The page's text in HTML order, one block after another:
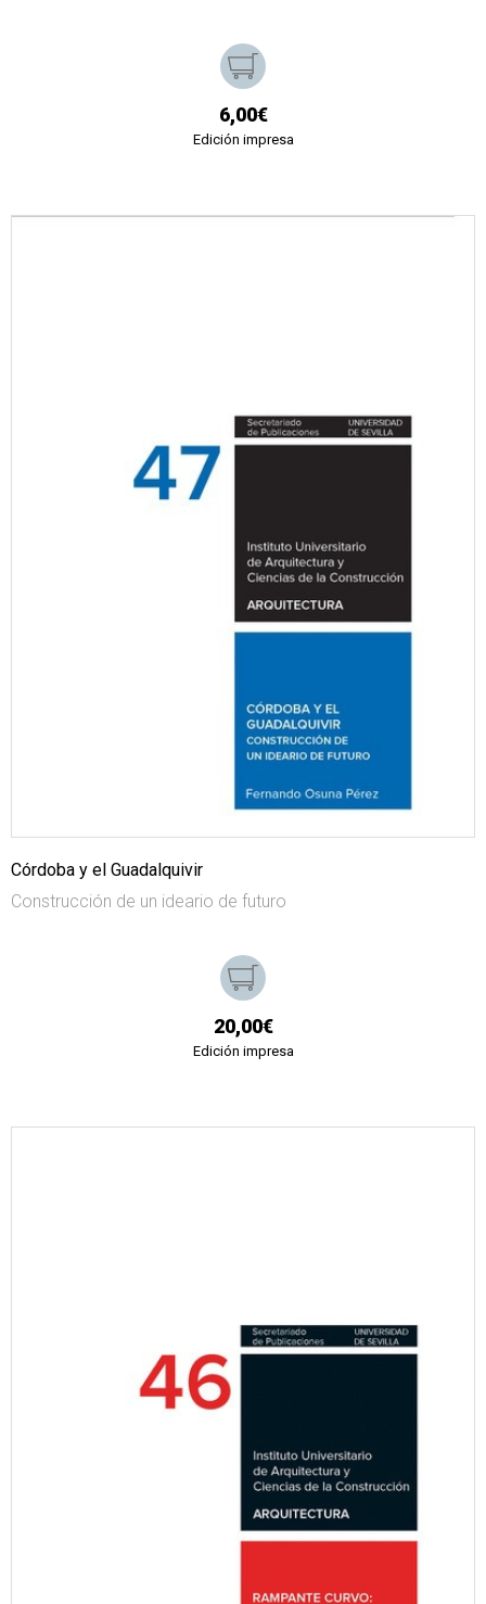
6,00€
Edición impresa
Córdoba y el Guadalquivir
Construcción de un ideario de futuro
20,00€
Edición impresa